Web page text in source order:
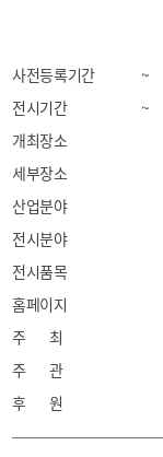
사전등록기간
~
전시기간
~
개최장소
세부장소
산업분야
전시분야
전시품목
홈페이지
주 최
주 관
후 원